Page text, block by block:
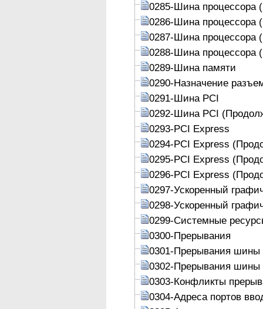
0285-Шина процессора
0286-Шина процессора
0287-Шина процессора
0288-Шина процессора
0289-Шина памяти
0290-Назначение
0291-Шина PCI
0292-Шина PCI
0293-PCI Express
0294-PCI Express
0295-PCI Express
0296-PCI Express
0297-Ускоренный
0298-Ускоренный
0299-Системные
0300-Прерывания
0301-Прерывания шины
0302-Прерывания шины
0303-Конфликты
0304-Адреса портов